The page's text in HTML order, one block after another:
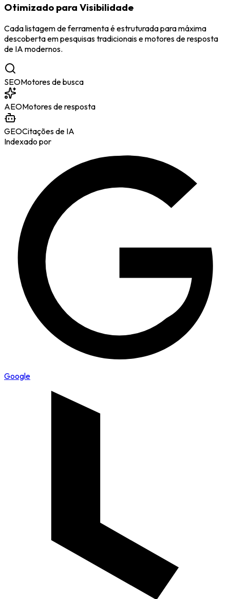
Otimizado para Visibilidade
Cada listagem de ferramenta é estruturada para máxima
descoberta em pesquisas tradicionais e motores de resposta
de IA modernos.
SEOMotores de busca
AEOMotores de resposta
GEOCitações de IA
Indexado por
Google